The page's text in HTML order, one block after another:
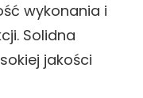
wykonania i
Solidna
jakości